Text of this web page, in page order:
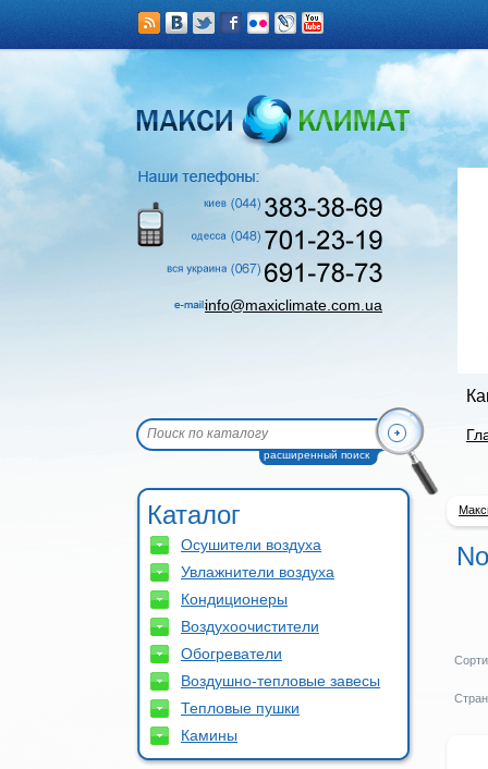
info@maxiclimate.com.ua
расширенный поиск
Каталог
Осушители воздуха
Увлажнители воздуха
Кондиционеры
Воздухоочистители
Обогреватели
Воздушно-тепловые завесы
Тепловые пушки
Камины